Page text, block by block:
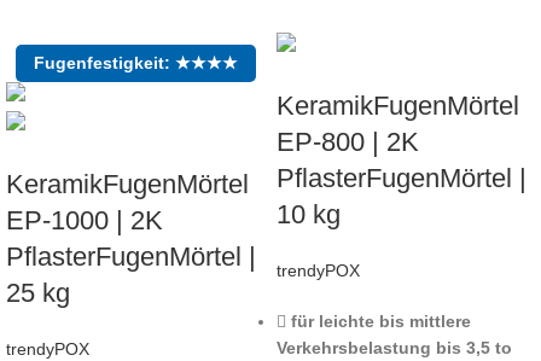
Fugenfestigkeit: ★★★★
KeramikFugenMörtel
EP-1000 | 2K
PflasterFugenMörtel |
25 kg
trendyPOX
KeramikFugenMörtel
EP-800 | 2K
PflasterFugenMörtel |
10 kg
trendyPOX
für leichte bis mittlere
Verkehrsbelastung bis 3,5 to